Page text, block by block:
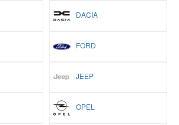
DACIA
FORD
JEEP
OPEL